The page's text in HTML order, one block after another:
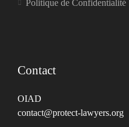
Politique de Confidentialité
Contact
OIAD
contact@protect-lawyers.org